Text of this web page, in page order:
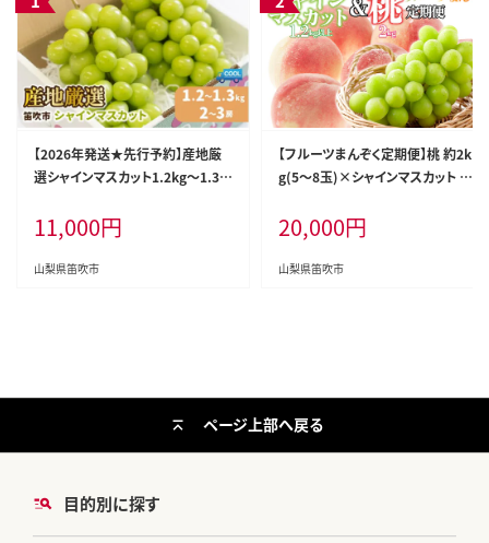
【2026年発送★先行予約】産地厳
選シャインマスカット1.2kg～1.3k
可※ 106-003-26y
11,000円
山梨県笛吹市
【フルーツまんぞく定期便】桃 約2k
g(5～8玉)×シャインマスカット 1.
20,000円
山梨県笛吹市
目的別に探す
ページ上部へ戻る